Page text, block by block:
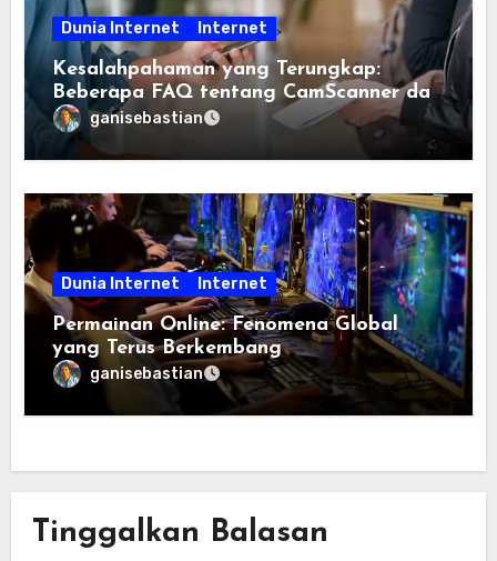
Dunia Internet Internet
Kesalahpahaman yang Terungkap:
Beberapa FAQ tentang CamScanner dan
Scanner App, Terjawab
ganisebastian
Dunia Internet Internet
Permainan Online: Fenomena Global
yang Terus Berkembang
ganisebastian
Tinggalkan Balasan